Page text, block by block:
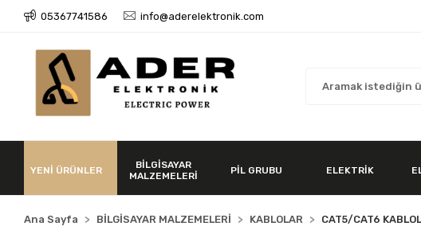
05367741586 info@aderelektronik.com
YENİ ÜRÜNLER
BİLGİSAYAR
MALZEMELERİ
PİL GRUBU ELEKTRİK
Ana Sayfa BİLGİSAYAR MALZEMELERİ KABLOLAR CAT5/CAT6